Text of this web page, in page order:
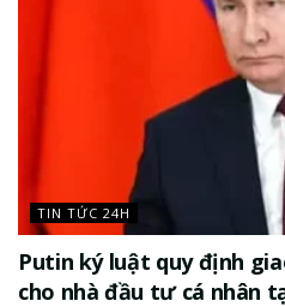
TIN TỨC 24H
Putin ký luật quy định
cho nhà đầu tư cá nhân